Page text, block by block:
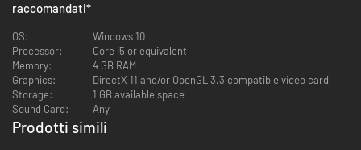
raccomandati*
OS:
Windows 10
Processor:
Core i5 or equivalent
Memory:
4 GB RAM
Graphics:
DirectX 11 and/or OpenGL 3.3 compatible video card
Storage:
1 GB available space
Sound Card:
Any
Prodotti simili